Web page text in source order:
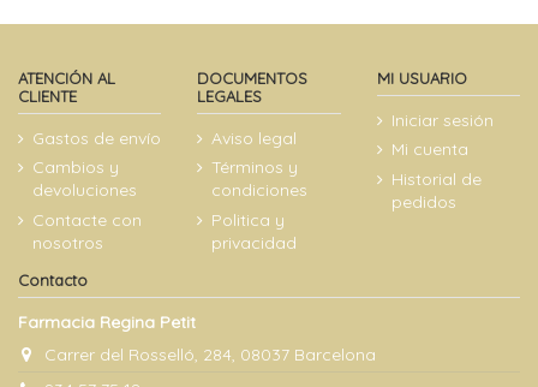
ATENCIÓN AL
CLIENTE
Gastos de envío
Cambios y
devoluciones
Contacte con
nosotros
DOCUMENTOS
LEGALES
Aviso legal
Términos y
condiciones
Politica y
privacidad
MI USUARIO
Iniciar sesión
Mi cuenta
Historial de
pedidos
Contacto
Farmacia Regina Petit
Carrer del Rosselló, 284, 08037 Barcelona